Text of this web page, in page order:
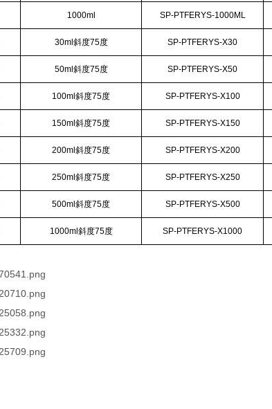
1000ml SP-PTFERYS-1000ML
30ml斜度75度 SP-PTFERYS-X30
50ml斜度75度 SP-PTFERYS-X50
100ml斜度75度 SP-PTFERYS-X100
150ml斜度75度 SP-PTFERYS-X150
200ml斜度75度 SP-PTFERYS-X200
250ml斜度75度 SP-PTFERYS-X250
500ml斜度75度 SP-PTFERYS-X500
1000ml斜度75度 SP-PTFERYS-X1000